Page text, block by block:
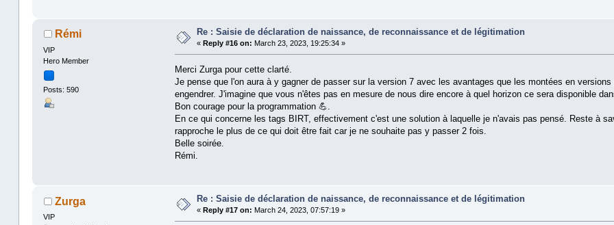
Rémi
VIP
Hero Member
Posts: 590
Re : Saisie de déclaration de naissance, de reconnaissance et de légitimation
« Reply #16 on: March 23, 2023, 19:25:34 »
Merci Zurga pour cette clarté.
Je pense que l'on aura à y gagner de passer sur la version 7 avec les avantages que les montées en
engendrer. J'imagine que vous n'êtes pas en mesure de nous dire encore à quel horizon ce sera disponible
Bon courage pour la programmation 💪.
En ce qui concerne les tags BIRT, effectivement c'est une solution à laquelle je n'avais pas pensé. Reste à
rapproche le plus de ce qui doit être fait car je ne souhaite pas y passer 2 fois.
Belle soirée.
Rémi.
Zurga
VIP
Re : Saisie de déclaration de naissance, de reconnaissance et de légitimation
« Reply #17 on: March 24, 2023, 07:57:19 »